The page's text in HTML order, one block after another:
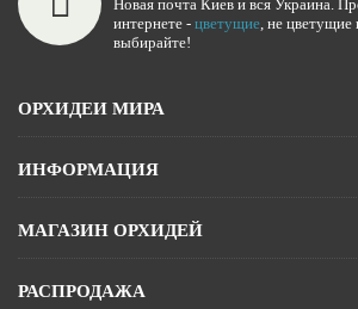
Новая почта Киев и вся Украина.
интернете - цветущие, не цветущие
выбирайте!
ОРХИДЕИ МИРА
ИНФОРМАЦИЯ
МАГАЗИН ОРХИДЕЙ
РАСПРОДАЖА